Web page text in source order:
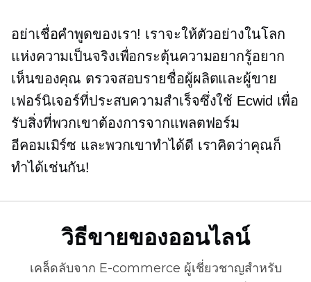
อย่าเชื่อคำพูดของเรา! เราจะให้ตัวอย่างในโลก
แห่งความเป็นจริงเพื่อกระตุ้นความอยากรู้อยาก
เห็นของคุณ ตรวจสอบรายชื่อผู้ผลิตและผู้ขาย
เฟอร์นิเจอร์ที่ประสบความสำเร็จซึ่งใช้ Ecwid เพื่อ
รับสิ่งที่พวกเขาต้องการจากแพลตฟอร์ม
อีคอมเมิร์ซ และพวกเขาทำได้ดี เราคิดว่าคุณก็
ทำได้เช่นกัน!
วิธีขายของออนไลน์
เคล็ดลับจาก E-commerce ผู้เชี่ยวชาญสำหรับ